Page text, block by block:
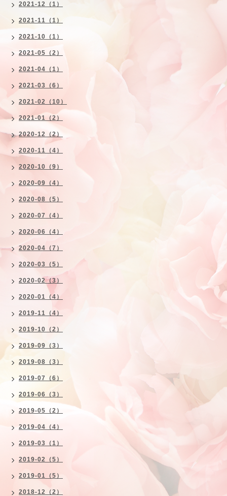
2021-12（1）
2021-11（1）
2021-10（1）
2021-05（2）
2021-04（1）
2021-03（6）
2021-02（10）
2021-01（2）
2020-12（2）
2020-11（4）
2020-10（9）
2020-09（4）
2020-08（5）
2020-07（4）
2020-06（4）
2020-04（7）
2020-03（5）
2020-02（3）
2020-01（4）
2019-11（4）
2019-10（2）
2019-09（3）
2019-08（3）
2019-07（6）
2019-06（3）
2019-05（2）
2019-04（4）
2019-03（1）
2019-02（5）
2019-01（5）
2018-12（2）